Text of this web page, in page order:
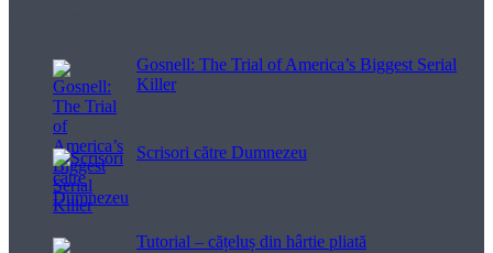
Gosnell: The Trial of America’s Biggest Serial
Killer
Scrisori către Dumnezeu
Tutorial – cățeluș din hârtie pliată